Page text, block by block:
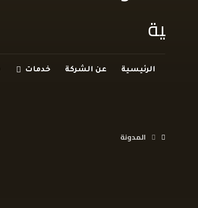
الرئيسية عن الشركة خدمات
المدونة